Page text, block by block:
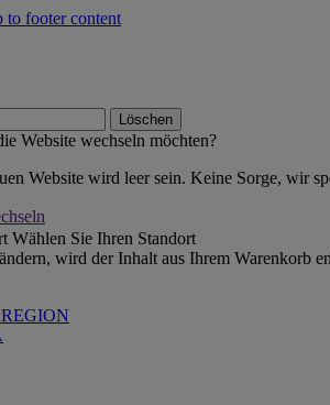
to footer content
Löschen
Website wechseln möchten?
Website wird leer sein. Keine Sorge, wir
Wählen Sie Ihren Standort
wird der Inhalt aus Ihrem Warenkorb